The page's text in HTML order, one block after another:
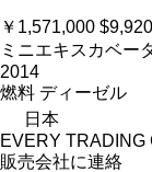
￥1,571,000 $9,920
ミニエキスカベー
2014
燃料 ディーゼル
日本
EVERY TRADING
販売会社に連絡